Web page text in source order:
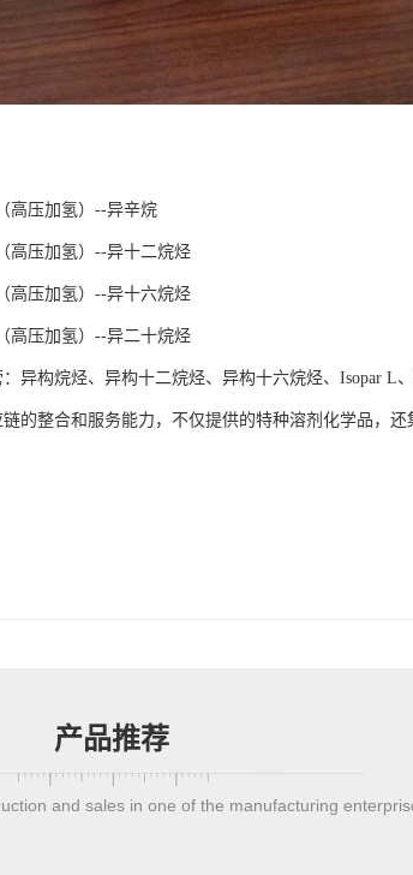
高压加氢）--异辛烷
高压加氢）--异十二烷烃
高压加氢）--异十六烷烃
高压加氢）--异二十烷烃
异构烷烃、异构十二烷烃、异构十六烷烃、Isopar L
的整合和服务能力，不仅提供的特种溶剂化学品，
产品推荐
and sales in one of the manufacturing